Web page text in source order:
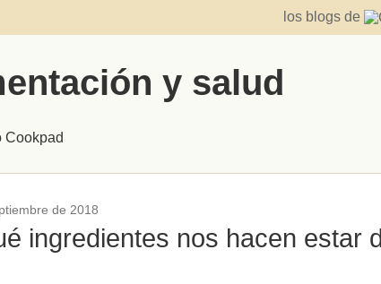
los blogs de
y salud
Cookpad
de 2018
ingredientes nos hacen estar